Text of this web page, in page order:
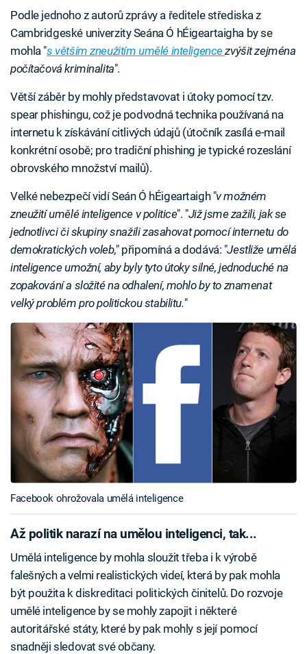
Podle jednoho z autorů zprávy a ředitele střediska z
Cambridgeské univerzity Seána Ó hÉigeartaigha by se
mohla "s větším zneužitím umělé inteligencezvýšit zejména
počítačová kriminalita".
Větší záběr by mohly představovat i útoky pomocí tzv.
spear phishingu, což je podvodná technika používaná na
internetu k získávání citlivých údajů (útočník zasílá e-mail
konkrétní osobě; pro tradiční phishing je typické rozeslání
obrovského množství mailů).
Velké nebezpečí vidí Seán Ó hÉigeartaigh "v možném
zneužití umělé inteligence v politice". "Již jsme zažili, jak se
jednotlivci či skupiny snažili zasahovat pomocí internetu do
demokratických voleb," připomíná a dodává: "Jestliže umělá
inteligence umožní, aby byly tyto útoky silné, jednoduché na
zopakování a složité na odhalení, mohlo by to znamenat
velký problém pro politickou stabilitu."
Facebook ohrožovala umělá inteligence
Až politik narazí na umělou inteligenci, tak...
Umělá inteligence by mohla sloužit třeba i k výrobě
falešných a velmi realistických videí, která by pak mohla
být použita k diskreditaci politických činitelů. Do rozvoje
umělé inteligence by se mohly zapojit i některé
autoritářské státy, které by pak mohly s její pomocí
snadněji sledovat své občany.